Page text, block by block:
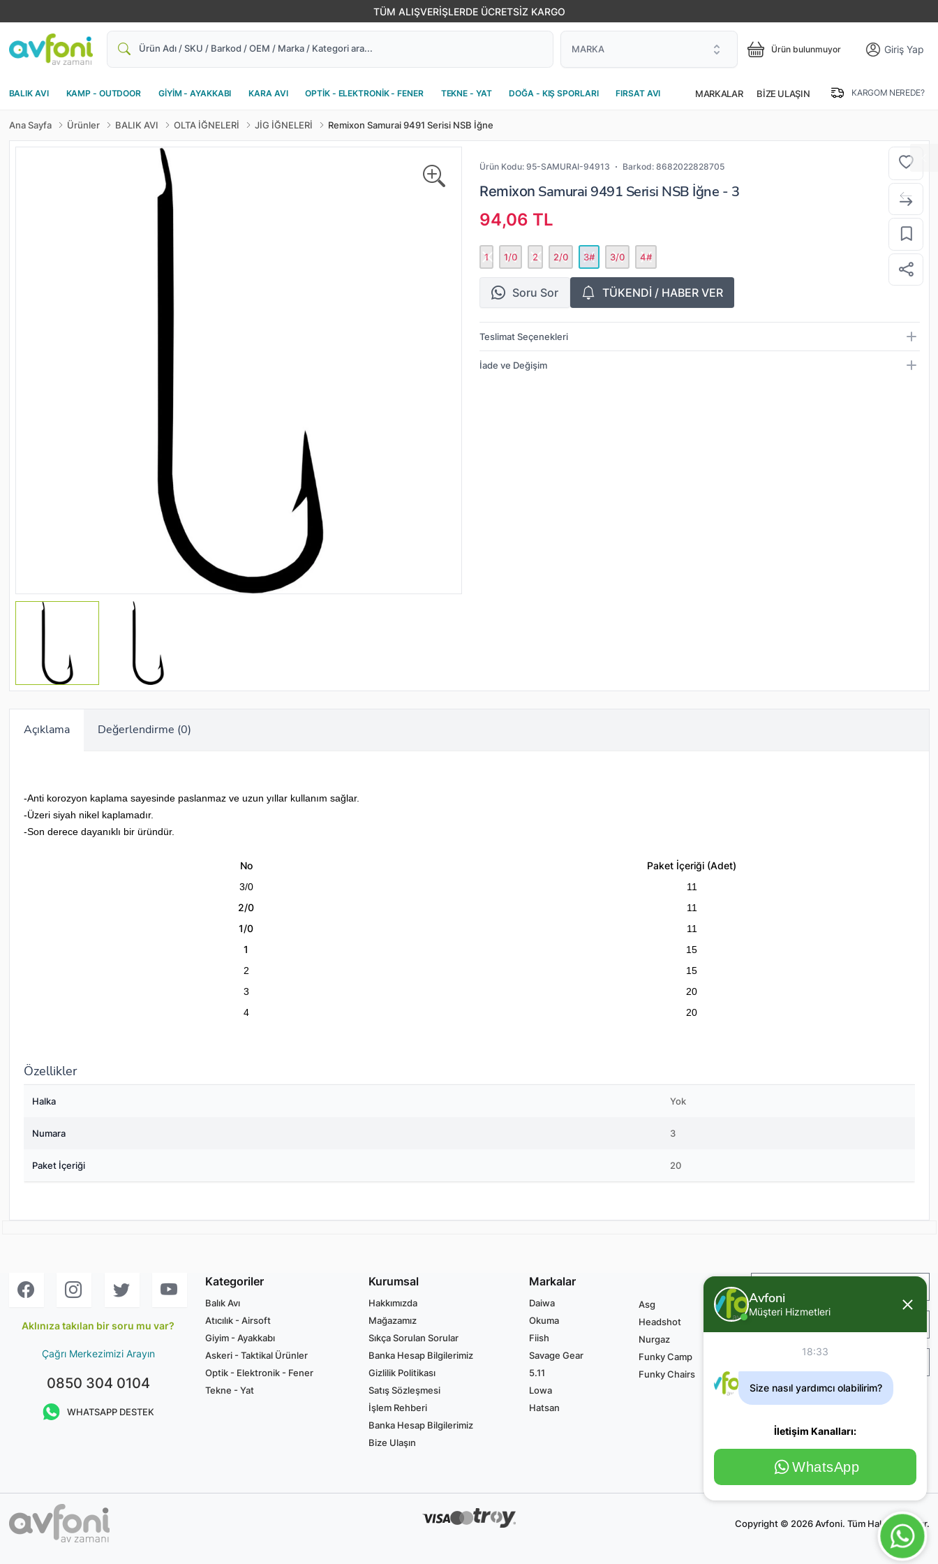
TÜM ALIŞVERİŞLERDE ÜCRETSİZ KARGO
Ara
Ürün bulunmuyor Giriş Yap
BALIK AVI KAMP - OUTDOOR GİYİM - AYAKKABI KARA AVI OPTİK - ELEKTRONİK - FENER TEKNE - YAT DOĞA - KIŞ SPORLARI FIRSAT AVI MARKALAR BIZE ULAŞIN KARGOM NEREDE?
Ana Sayfa Ürünler BALIK AVI OLTA İĞNELERİ JİG İĞNELERİ Remixon Samurai 9491 Serisi NSB İğne
Ürün Kodu: 95-SAMURAI-94913 Barkod: 8682022828705
Remixon Samurai 9491 Serisi NSB İğne - 3
94,06 TL
1 1/0 2 2/0 3# 3/0 4#
Soru Sor TÜKENDİ / HABER VER
Teslimat Seçenekleri
İade ve Değişim
Açıklama Değerlendirme (0)
-Anti korozyon kaplama sayesinde paslanmaz ve uzun yıllar kullanım sağlar.
-Üzeri siyah nikel kaplamadır.
-Son derece dayanıklı bir üründür.
No Paket İçeriği (Adet)
3/0 11
2/0 11
1/0 11
1
15
2
15
3
20
4
20
Özellikler
Halka Yok
Numara 3
Paket İçeriği 20
Aklınıza takılan bir soru mu var?
Çağrı Merkezimizi Arayın
0850 304 0104
WHATSAPP DESTEK
Kategoriler
Balık Avı
Atıcılık - Airsoft
Giyim - Ayakkabı
Askeri - Taktikal Ürünler
Optik - Elektronik - Fener
Tekne - Yat
Kurumsal
Hakkımızda
Mağazamız
Sıkça Sorulan Sorular
Banka Hesap Bilgilerimiz
Gizlilik Politikası
Satış Sözleşmesi
İşlem Rehberi
Banka Hesap Bilgilerimiz
Bize Ulaşın
Markalar
Daiwa
Okuma
Fiish
Savage Gear
5.11
Lowa
Hatsan
Asg
Headshot
Nurgaz
Funky Camp
Funky Chairs
Copyright © 2026 Avfoni. Tüm Haklar Saklıdır.
Avfoni
Müşteri Hizmetleri
18:33
Size nasıl yardımcı olabilirim?
İletişim Kanalları:
WhatsApp